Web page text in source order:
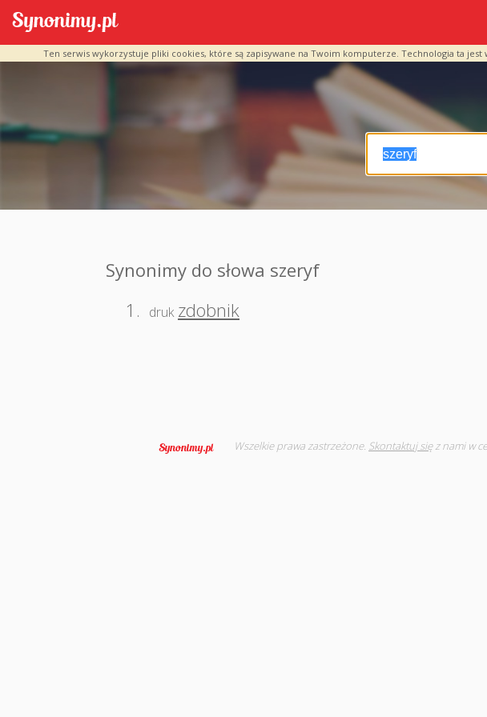
Ten serwis wykorzystuje pliki cookies, które są zapisywane na Twoim komputerze. Technologia ta
Synonimy do słowa szeryf
1.
druk zdobnik
Wszelkie prawa zastrzeżone. Skontaktuj sięz nami w